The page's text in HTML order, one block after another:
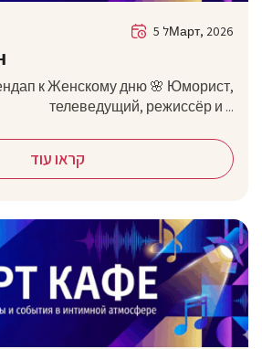
5 לМарт, 2026
к Женскому дню 🌸 Юморист,
телеведущий, режиссёр и ...
קראו עוד